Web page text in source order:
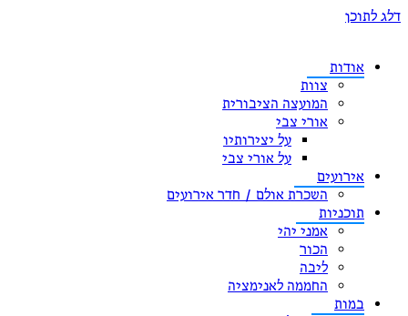
דלג לתוכן
אודות
צוות
המועצה הציבורית
אורי צבי
על יצירותיו
על אורי צבי
אירועים
השכרת אולם / חדר אירועים
תוכניות
אמני יהי
הכור
ליבה
החממה לאנימציה
במות